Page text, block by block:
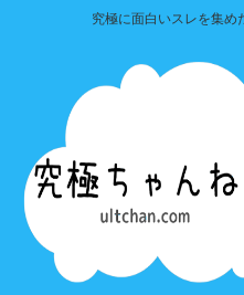
究極に面白いスレを集め